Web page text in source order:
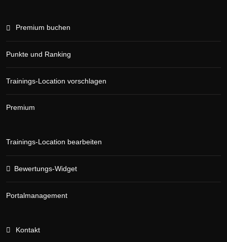
Premium buchen
Punkte und Ranking
Trainings-Location vorschlagen
Premium
Trainings-Location bearbeiten
Bewertungs-Widget
Portalmanagement
Kontakt